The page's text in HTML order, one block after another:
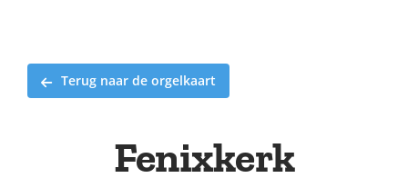
Terug naar de orgelkaart
Fenixkerk